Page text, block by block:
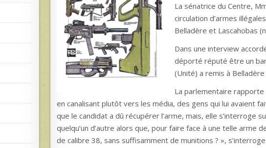
La sénatrice du Centre,
circulation d’armes
Belladère et Lascahobas
Dans une interview
déporté réputé être un
(Unité) a remis à
La parlementaire
en canalisant plutôt vers les média, des gens qui lui avaient
que le candidat a dû récupérer l’arme, mais, elle s’interroge
quelqu’un d’autre alors que, pour faire face à une telle
de calibre 38, sans suffisamment de munitions ? »,